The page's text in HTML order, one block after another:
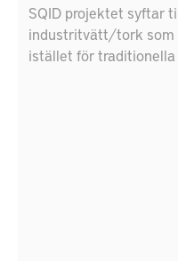
SQID projektet syftar
industritvätt/tork som
istället för